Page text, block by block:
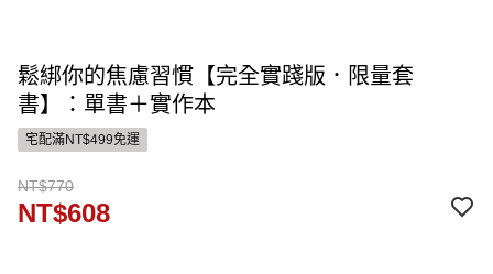
鬆綁你的焦慮習慣【完全實踐版．限量套
書】：單書＋實作本
宅配滿NT$499免運
NT$770
NT$608